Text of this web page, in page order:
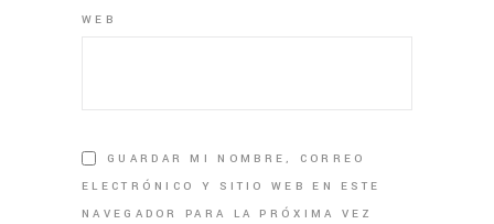
WEB
GUARDAR MI NOMBRE, CORREO
ELECTRÓNICO Y SITIO WEB EN ESTE
NAVEGADOR PARA LA PRÓXIMA VEZ